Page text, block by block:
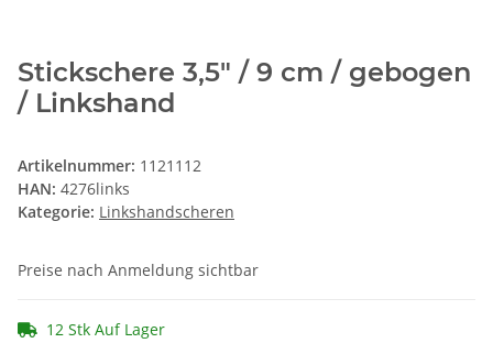
Stickschere 3,5" / 9 cm / gebogen
/ Linkshand
Artikelnummer: 1121112
HAN: 4276links
Kategorie: Linkshandscheren
Preise nach Anmeldung sichtbar
12 Stk Auf Lager